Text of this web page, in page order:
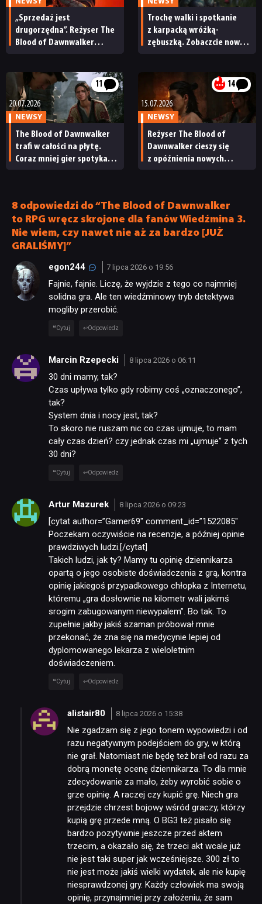
„Sprzedaż jest
drugorzędna”. Reżyser The
Blood of Dawnwalker
Trochę walki i spotkanie
z karpacką wróżką-
zębuszką. Zobaczcie nową
11
20.07.2026
NEWSY
The Blood of Dawnwalker
trafi w całości na płytę.
Coraz mniej gier spotyka
14
15.07.2026
NEWSY
Reżyser The Blood of
Dawnwalker cieszy się
z opóźnienia nowych
8 odpowiedzi do “The Blood of Dawnwalker
to RPG wręcz skrojone dla fanów Wiedźmina 3.
Nie wiem, czy nawet nie aż za bardzo [JUŻ
GRALIŚMY]”
egon244 7 lipca 2026 o 19:56
Fajnie, fajnie. Liczę, że wyjdzie z tego co najmniej
solidna gra. Ale ten wiedźminowy tryb detektywa
mogliby przerobić.
Cytuj Odpowiedz
Marcin Rzepecki 8 lipca 2026 o 06:11
30 dni mamy, tak?
Czas upływa tylko gdy robimy coś „oznaczonego”,
tak?
System dnia i nocy jest, tak?
To skoro nie ruszam nic co czas ujmuje, to mam
cały czas dzień? czy jednak czas mi „ujmuje” z tych
30 dni?
Cytuj Odpowiedz
Artur Mazurek 8 lipca 2026 o 09:23
[cytat author=”Gamer69″ comment_id=”1522085″
Poczekam oczywiście na recenzje, a później opinie
prawdziwych ludzi.[/cytat]
Takich ludzi, jak ty? Mamy tu opinię dziennikarza
opartą o jego osobiste doświadczenia z grą, kontra
opinię jakiegoś przypadkowego chłopka z Internetu,
któremu „gra dosłownie na kilometr wali jakimś
srogim zabugowanym niewypalem”. Bo tak. To
zupełnie jakby jakiś szaman próbował mnie
przekonać, że zna się na medycynie lepiej od
dyplomowanego lekarza z wieloletnim
doświadczeniem.
Cytuj Odpowiedz
alistair80 8 lipca 2026 o 15:38
Nie zgadzam się z jego tonem wypowiedzi i od
razu negatywnym podejściem do gry, w którą
nie grał. Natomiast nie będę też brał od razu za
dobrą monetę ocenę dziennikarza. To dla mnie
zdecydowanie za mało, żeby wyrobić sobie o
grze opinię. A raczej czy kupić grę. Niech gra
przejdzie chrzest bojowy wśród graczy, którzy
kupią grę przede mną. O BG3 też pisało się
bardzo pozytywnie jeszcze przed aktem
trzecim, a okazało się, że trzeci akt wcale już
nie jest taki super jak wcześniejsze. 300 zł to
nie jest może jakiś wielki wydatek, ale nie kupię
niesprawdzonej gry. Każdy człowiek ma swoją
opinię, przynajmniej przy założeniu, że sam